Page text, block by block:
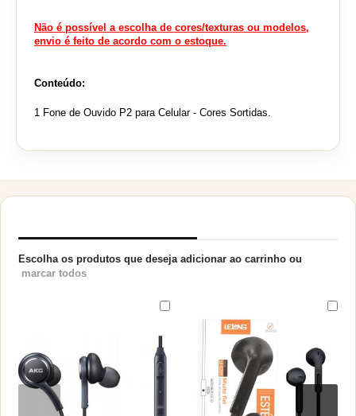
Não é possível a escolha de cores/texturas ou modelos,
envio é feito de acordo com o estoque.
Conteúdo:
1 Fone de Ouvido P2 para Celular - Cores Sortidas.
Escolha os produtos que deseja adicionar ao carrinho ou
marcar todos